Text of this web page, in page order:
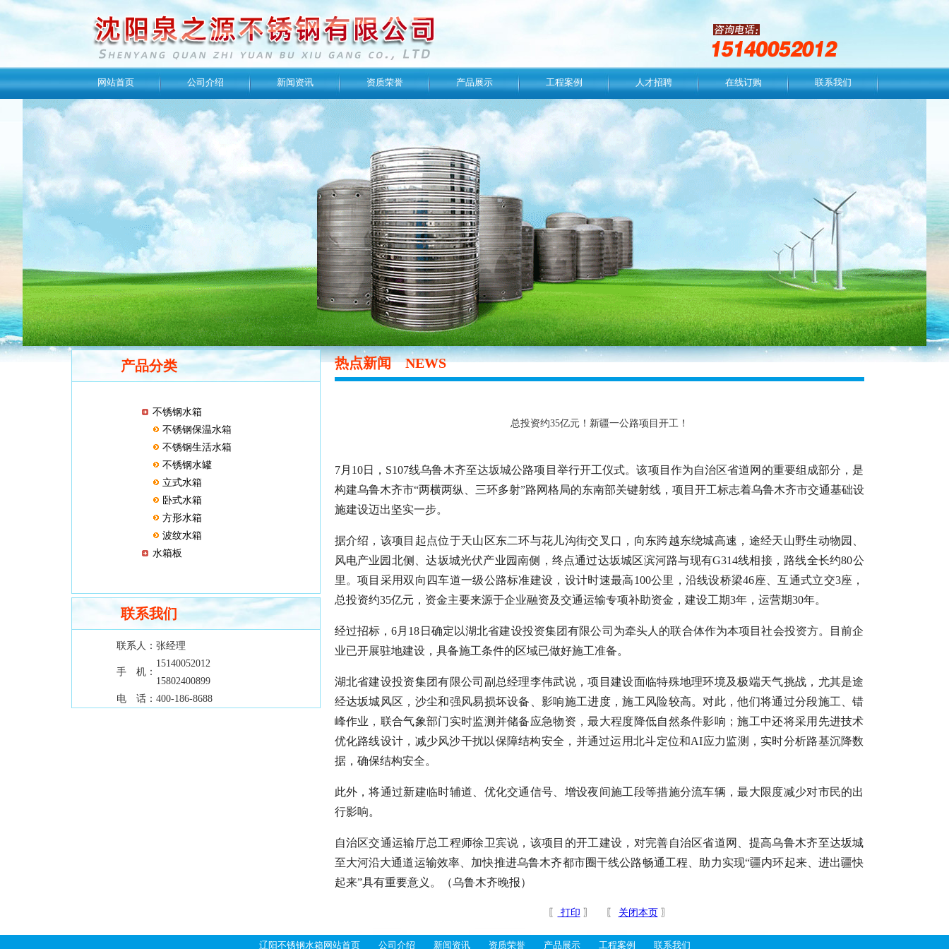
网站首页 公司介绍 新闻资讯 资质荣誉 产品展示 工程案例 人才招聘 在线订购 联系我们
产品分类
不锈钢水箱
不锈钢保温水箱
不锈钢生活水箱
不锈钢水罐
立式水箱
卧式水箱
方形水箱
波纹水箱
水箱板
联系我们
联系人： 张经理
手 机：
15140052012
15802400899
电 话： 400-186-8688
热点新闻NEWS
总投资约35亿元！新疆一公路项目开工！
7月10日，S107线乌鲁木齐至达坂城公路项目举行开工仪式。该项目作为自治区省道网的重要组成部分，是
构建乌鲁木齐市“两横两纵、三环多射”路网格局的东南部关键射线，项目开工标志着乌鲁木齐市交通基础设
施建设迈出坚实一步。
据介绍，该项目起点位于天山区东二环与花儿沟街交叉口，向东跨越东绕城高速，途经天山野生动物园、
风电产业园北侧、达坂城光伏产业园南侧，终点通过达坂城区滨河路与现有G314线相接，路线全长约80公
里。项目采用双向四车道一级公路标准建设，设计时速最高100公里，沿线设桥梁46座、互通式立交3座，
总投资约35亿元，资金主要来源于企业融资及交通运输专项补助资金，建设工期3年，运营期30年。
经过招标，6月18日确定以湖北省建设投资集团有限公司为牵头人的联合体作为本项目社会投资方。目前企
业已开展驻地建设，具备施工条件的区域已做好施工准备。
湖北省建设投资集团有限公司副总经理李伟武说，项目建设面临特殊地理环境及极端天气挑战，尤其是途
经达坂城风区，沙尘和强风易损坏设备、影响施工进度，施工风险较高。对此，他们将通过分段施工、错
峰作业，联合气象部门实时监测并储备应急物资，最大程度降低自然条件影响；施工中还将采用先进技术
优化路线设计，减少风沙干扰以保障结构安全，并通过运用北斗定位和AI应力监测，实时分析路基沉降数
据，确保结构安全。
此外，将通过新建临时辅道、优化交通信号、增设夜间施工段等措施分流车辆，最大限度减少对市民的出
行影响。
自治区交通运输厅总工程师徐卫宾说，该项目的开工建设，对完善自治区省道网、提高乌鲁木齐至达坂城
至大河沿大通道运输效率、加快推进乌鲁木齐都市圈干线公路畅通工程、助力实现“疆内环起来、进出疆快
起来”具有重要意义。（乌鲁木齐晚报）
〖 打印 〗 〖 关闭本页 〗
辽阳不锈钢水箱网站首页 公司介绍 新闻资讯 资质荣誉 产品展示 工程案例 联系我们